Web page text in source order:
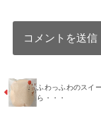
ふわっふわのスイ
ら・・・